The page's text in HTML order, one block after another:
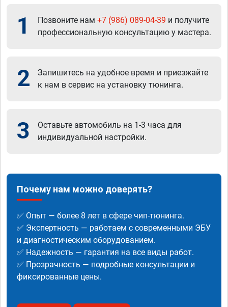
1 Позвоните нам +7 (986) 089-04-39 и получите
профессиональную консультацию у мастера.
2
Запишитесь на удобное время и приезжайте
к нам в сервис на установку тюнинга.
3
Оставьте автомобиль на 1-3 часа для
индивидуальной настройки.
Почему нам можно доверять?
✅ Опыт — более 8 лет в сфере чип-тюнинга.
✅ Экспертность — работаем с современными ЭБУ
и диагностическим оборудованием.
✅ Надежность — гарантия на все виды работ.
✅ Прозрачность — подробные консультации и
фиксированные цены.